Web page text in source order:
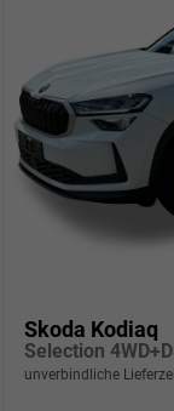
Skoda Kodiaq
Selection
unverbindliche